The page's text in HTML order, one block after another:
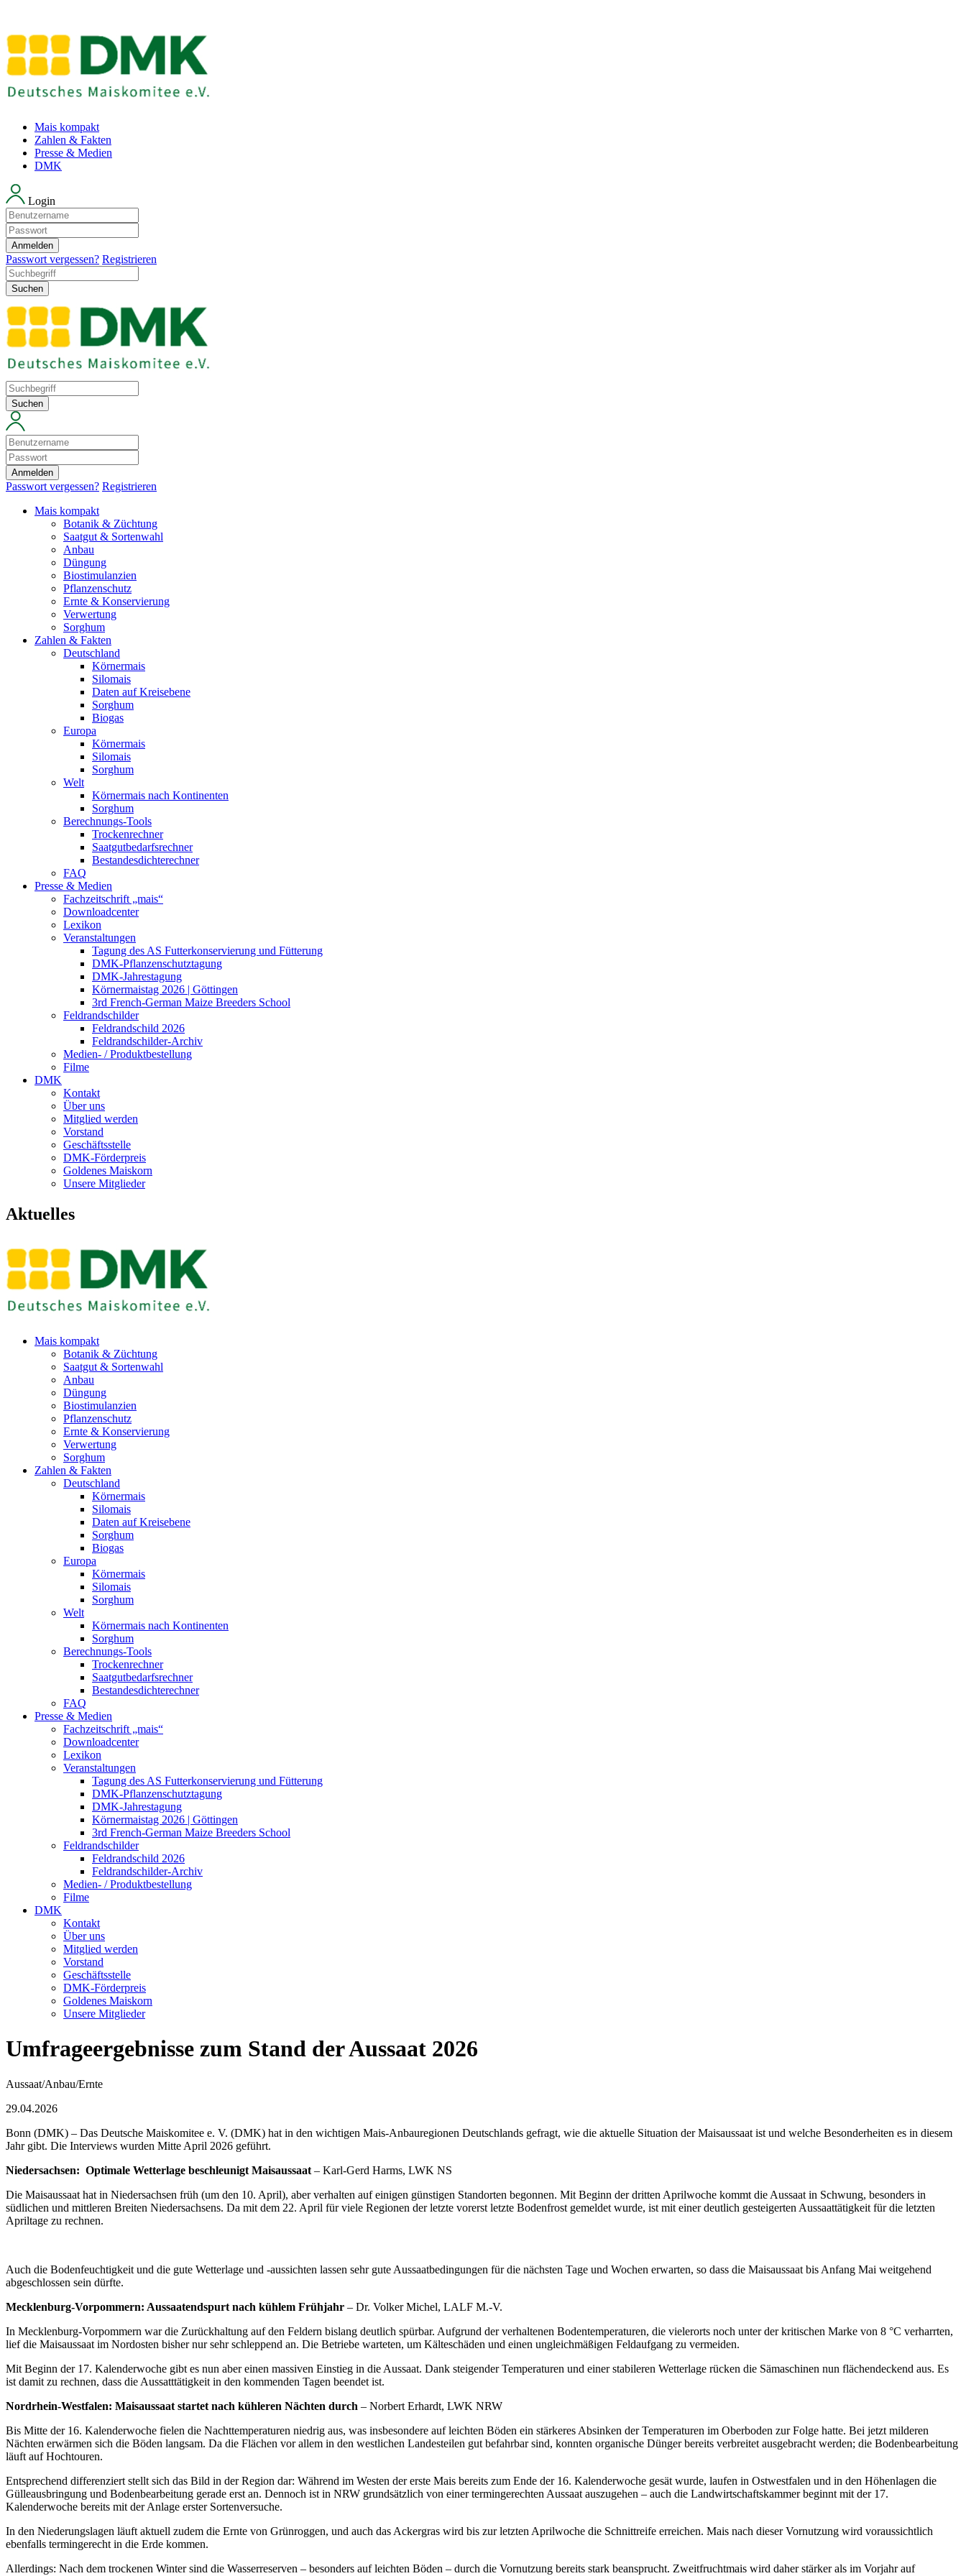
Mais kompakt
Zahlen & Fakten
Presse & Medien
DMK
Login
Anmelden
Passwort vergessen? Registrieren
Suchen
Suchen
Anmelden
Passwort vergessen? Registrieren
Mais kompakt
Botanik & Züchtung
Saatgut & Sortenwahl
Anbau
Düngung
Biostimulanzien
Pflanzenschutz
Ernte & Konservierung
Verwertung
Sorghum
Zahlen & Fakten
Deutschland
Körnermais
Silomais
Daten auf Kreisebene
Sorghum
Biogas
Europa
Körnermais
Silomais
Sorghum
Welt
Körnermais nach Kontinenten
Sorghum
Berechnungs-Tools
Trockenrechner
Saatgutbedarfsrechner
Bestandesdichterechner
FAQ
Presse & Medien
Fachzeitschrift „mais“
Downloadcenter
Lexikon
Veranstaltungen
Tagung des AS Futterkonservierung und Fütterung
DMK-Pflanzenschutztagung
DMK-Jahrestagung
Körnermaistag 2026 | Göttingen
3rd French-German Maize Breeders School
Feldrandschilder
Feldrandschild 2026
Feldrandschilder-Archiv
Medien- / Produktbestellung
Filme
DMK
Kontakt
Über uns
Mitglied werden
Vorstand
Geschäftsstelle
DMK-Förderpreis
Goldenes Maiskorn
Unsere Mitglieder
Aktuelles
Mais kompakt
Botanik & Züchtung
Saatgut & Sortenwahl
Anbau
Düngung
Biostimulanzien
Pflanzenschutz
Ernte & Konservierung
Verwertung
Sorghum
Zahlen & Fakten
Deutschland
Körnermais
Silomais
Daten auf Kreisebene
Sorghum
Biogas
Europa
Körnermais
Silomais
Sorghum
Welt
Körnermais nach Kontinenten
Sorghum
Berechnungs-Tools
Trockenrechner
Saatgutbedarfsrechner
Bestandesdichterechner
FAQ
Presse & Medien
Fachzeitschrift „mais“
Downloadcenter
Lexikon
Veranstaltungen
Tagung des AS Futterkonservierung und Fütterung
DMK-Pflanzenschutztagung
DMK-Jahrestagung
Körnermaistag 2026 | Göttingen
3rd French-German Maize Breeders School
Feldrandschilder
Feldrandschild 2026
Feldrandschilder-Archiv
Medien- / Produktbestellung
Filme
DMK
Kontakt
Über uns
Mitglied werden
Vorstand
Geschäftsstelle
DMK-Förderpreis
Goldenes Maiskorn
Unsere Mitglieder
Umfrageergebnisse zum Stand der Aussaat 2026
Aussaat/Anbau/Ernte
29.04.2026
Bonn (DMK) – Das Deutsche Maiskomitee e. V. (DMK) hat in den wichtigen Mais-Anbauregionen Deutschlands gefragt, wie die aktuelle Situation der Maisaussaat ist und welche Besonderheiten es in diesem
Jahr gibt. Die Interviews wurden Mitte April 2026 geführt.
Niedersachsen: Optimale Wetterlage beschleunigt Maisaussaat – Karl-Gerd Harms, LWK NS
Die Maisaussaat hat in Niedersachsen früh (um den 10. April), aber verhalten auf einigen günstigen Standorten begonnen. Mit Beginn der dritten Aprilwoche kommt die Aussaat in Schwung, besonders in
südlichen und mittleren Breiten Niedersachsens. Da mit dem 22. April für viele Regionen der letzte vorerst letzte Bodenfrost gemeldet wurde, ist mit einer deutlich gesteigerten Aussaattätigkeit für die letzten
Apriltage zu rechnen.
Auch die Bodenfeuchtigkeit und die gute Wetterlage und -aussichten lassen sehr gute Aussaatbedingungen für die nächsten Tage und Wochen erwarten, so dass die Maisaussaat bis Anfang Mai weitgehend
abgeschlossen sein dürfte.
Mecklenburg-Vorpommern: Aussaatendspurt nach kühlem Frühjahr – Dr. Volker Michel, LALF M.-V.
In Mecklenburg-Vorpommern war die Zurückhaltung auf den Feldern bislang deutlich spürbar. Aufgrund der verhaltenen Bodentemperaturen, die vielerorts noch unter der kritischen Marke von 8 °C verharrten,
lief die Maisaussaat im Nordosten bisher nur sehr schleppend an. Die Betriebe warteten, um Kälteschäden und einen ungleichmäßigen Feldaufgang zu vermeiden.
Mit Beginn der 17. Kalenderwoche gibt es nun aber einen massiven Einstieg in die Aussaat. Dank steigender Temperaturen und einer stabileren Wetterlage rücken die Sämaschinen nun flächendeckend aus. Es
ist damit zu rechnen, dass die Aussatttätigkeit in den kommenden Tagen beendet ist.
Nordrhein-Westfalen: Maisaussaat startet nach kühleren Nächten durch – Norbert Erhardt, LWK NRW
Bis Mitte der 16. Kalenderwoche fielen die Nachttemperaturen niedrig aus, was insbesondere auf leichten Böden ein stärkeres Absinken der Temperaturen im Oberboden zur Folge hatte. Bei jetzt milderen
Nächten erwärmen sich die Böden langsam. Da die Flächen vor allem in den westlichen Landesteilen gut befahrbar sind, konnten organische Dünger bereits verbreitet ausgebracht werden; die Bodenbearbeitung
läuft auf Hochtouren.
Entsprechend differenziert stellt sich das Bild in der Region dar: Während im Westen der erste Mais bereits zum Ende der 16. Kalenderwoche gesät wurde, laufen in Ostwestfalen und in den Höhenlagen die
Gülleausbringung und Bodenbearbeitung gerade erst an. Dennoch ist in NRW grundsätzlich von einer termingerechten Aussaat auszugehen – auch die Landwirtschaftskammer beginnt mit der 17.
Kalenderwoche bereits mit der Anlage erster Sortenversuche.
In den Niederungslagen läuft aktuell zudem die Ernte von Grünroggen, und auch das Ackergras wird bis zur letzten Aprilwoche die Schnittreife erreichen. Mais nach dieser Vornutzung wird voraussichtlich
ebenfalls termingerecht in die Erde kommen.
Allerdings: Nach dem trockenen Winter sind die Wasserreserven – besonders auf leichten Böden – durch die Vornutzung bereits stark beansprucht. Zweitfruchtmais wird daher stärker als im Vorjahr auf